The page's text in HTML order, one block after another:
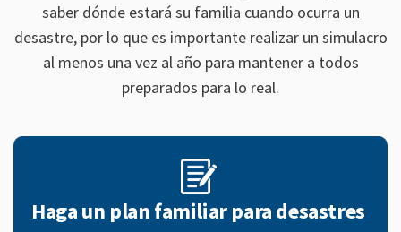
saber dónde estará su familia cuando ocurra un
desastre, por lo que es importante realizar un simulacro
al menos una vez al año para mantener a todos
preparados para lo real.
Haga un plan familiar para desastres